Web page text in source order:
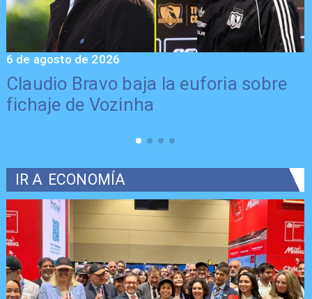
Claudio Bravo baja la euforia sobre
fichaje de Vozinha
6 de agosto de 2026
IR A ECONOMÍA